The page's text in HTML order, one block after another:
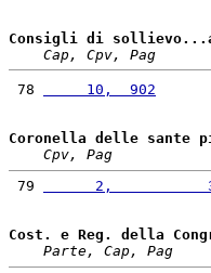
Consigli di
Cap, Cpv, Pag
78
     10,  902
Coronella delle sante
Cpv, Pag
79
2,
Cost. e Reg. della
Parte, Cap, Pag